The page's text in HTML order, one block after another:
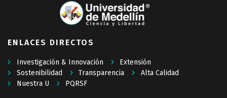
ENLACES DIRECTOS
Investigación & Innovación
Extensión
Sostenibilidad
Transparencia
Alta Calidad
Nuestra U
PQRSF